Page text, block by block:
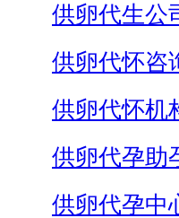
供卵代生公
供卵代怀咨
供卵代怀机
供卵代孕助
供卵代孕中